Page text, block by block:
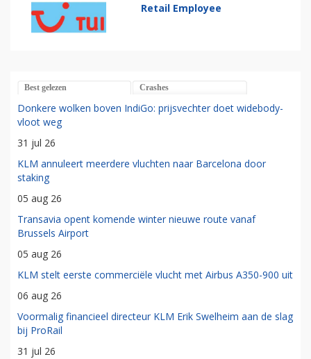
Retail Employee
Best gelezen Crashes
Donkere wolken boven IndiGo: prijsvechter doet widebody-
vloot weg
31 jul 26
KLM annuleert meerdere vluchten naar Barcelona door
staking
05 aug 26
Transavia opent komende winter nieuwe route vanaf
Brussels Airport
05 aug 26
KLM stelt eerste commerciële vlucht met Airbus A350-900 uit
06 aug 26
Voormalig financieel directeur KLM Erik Swelheim aan de slag
bij ProRail
31 jul 26